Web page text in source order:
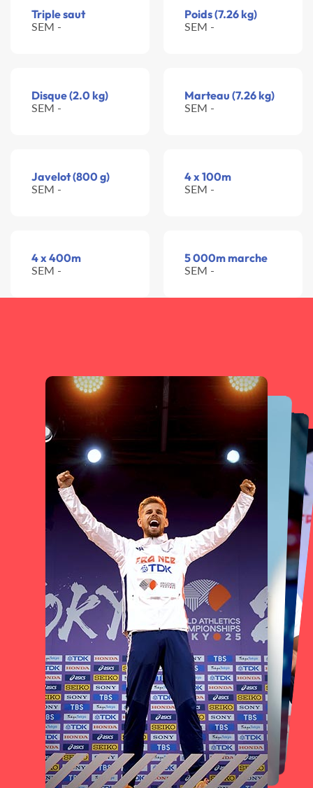
Triple saut
SEM -
Poids (7.26 kg)
SEM -
Disque (2.0 kg)
SEM -
Marteau (7.26 kg)
SEM -
Javelot (800 g)
SEM -
4 x 100m
SEM -
4 x 400m
SEM -
5 000m marche
SEM -